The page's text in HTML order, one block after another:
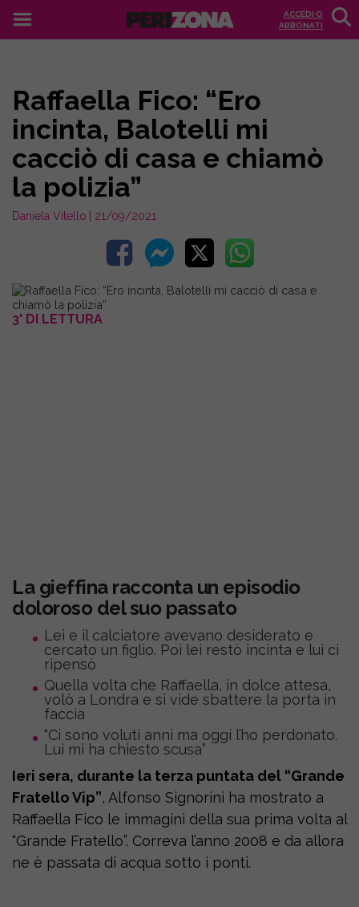
ACCEDI O
ABBONATI
Raffaella Fico: “Ero
incinta, Balotelli mi
cacciò di casa e chiamò
la polizia”
Daniela Vitello | 21/09/2021
3' DI LETTURA
La gieffina racconta un episodio
doloroso del suo passato
Lei e il calciatore avevano desiderato e
cercato un figlio. Poi lei restò incinta e lui ci
ripensò
Quella volta che Raffaella, in dolce attesa,
volò a Londra e si vide sbattere la porta in
faccia
“Ci sono voluti anni ma oggi l’ho perdonato.
Lui mi ha chiesto scusa”
Ieri sera, durante la terza puntata del “Grande
Fratello Vip”, Alfonso Signorini ha mostrato a
Raffaella Fico le immagini della sua prima volta al
“Grande Fratello”. Correva l’anno 2008 e da allora
ne è passata di acqua sotto i ponti.